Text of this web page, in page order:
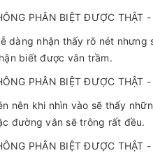
dàng nhận thấy rõ nét
biết được vân trầm.
nên khi nhìn vào sẽ thấy
đường vân sẽ trông rất đều.